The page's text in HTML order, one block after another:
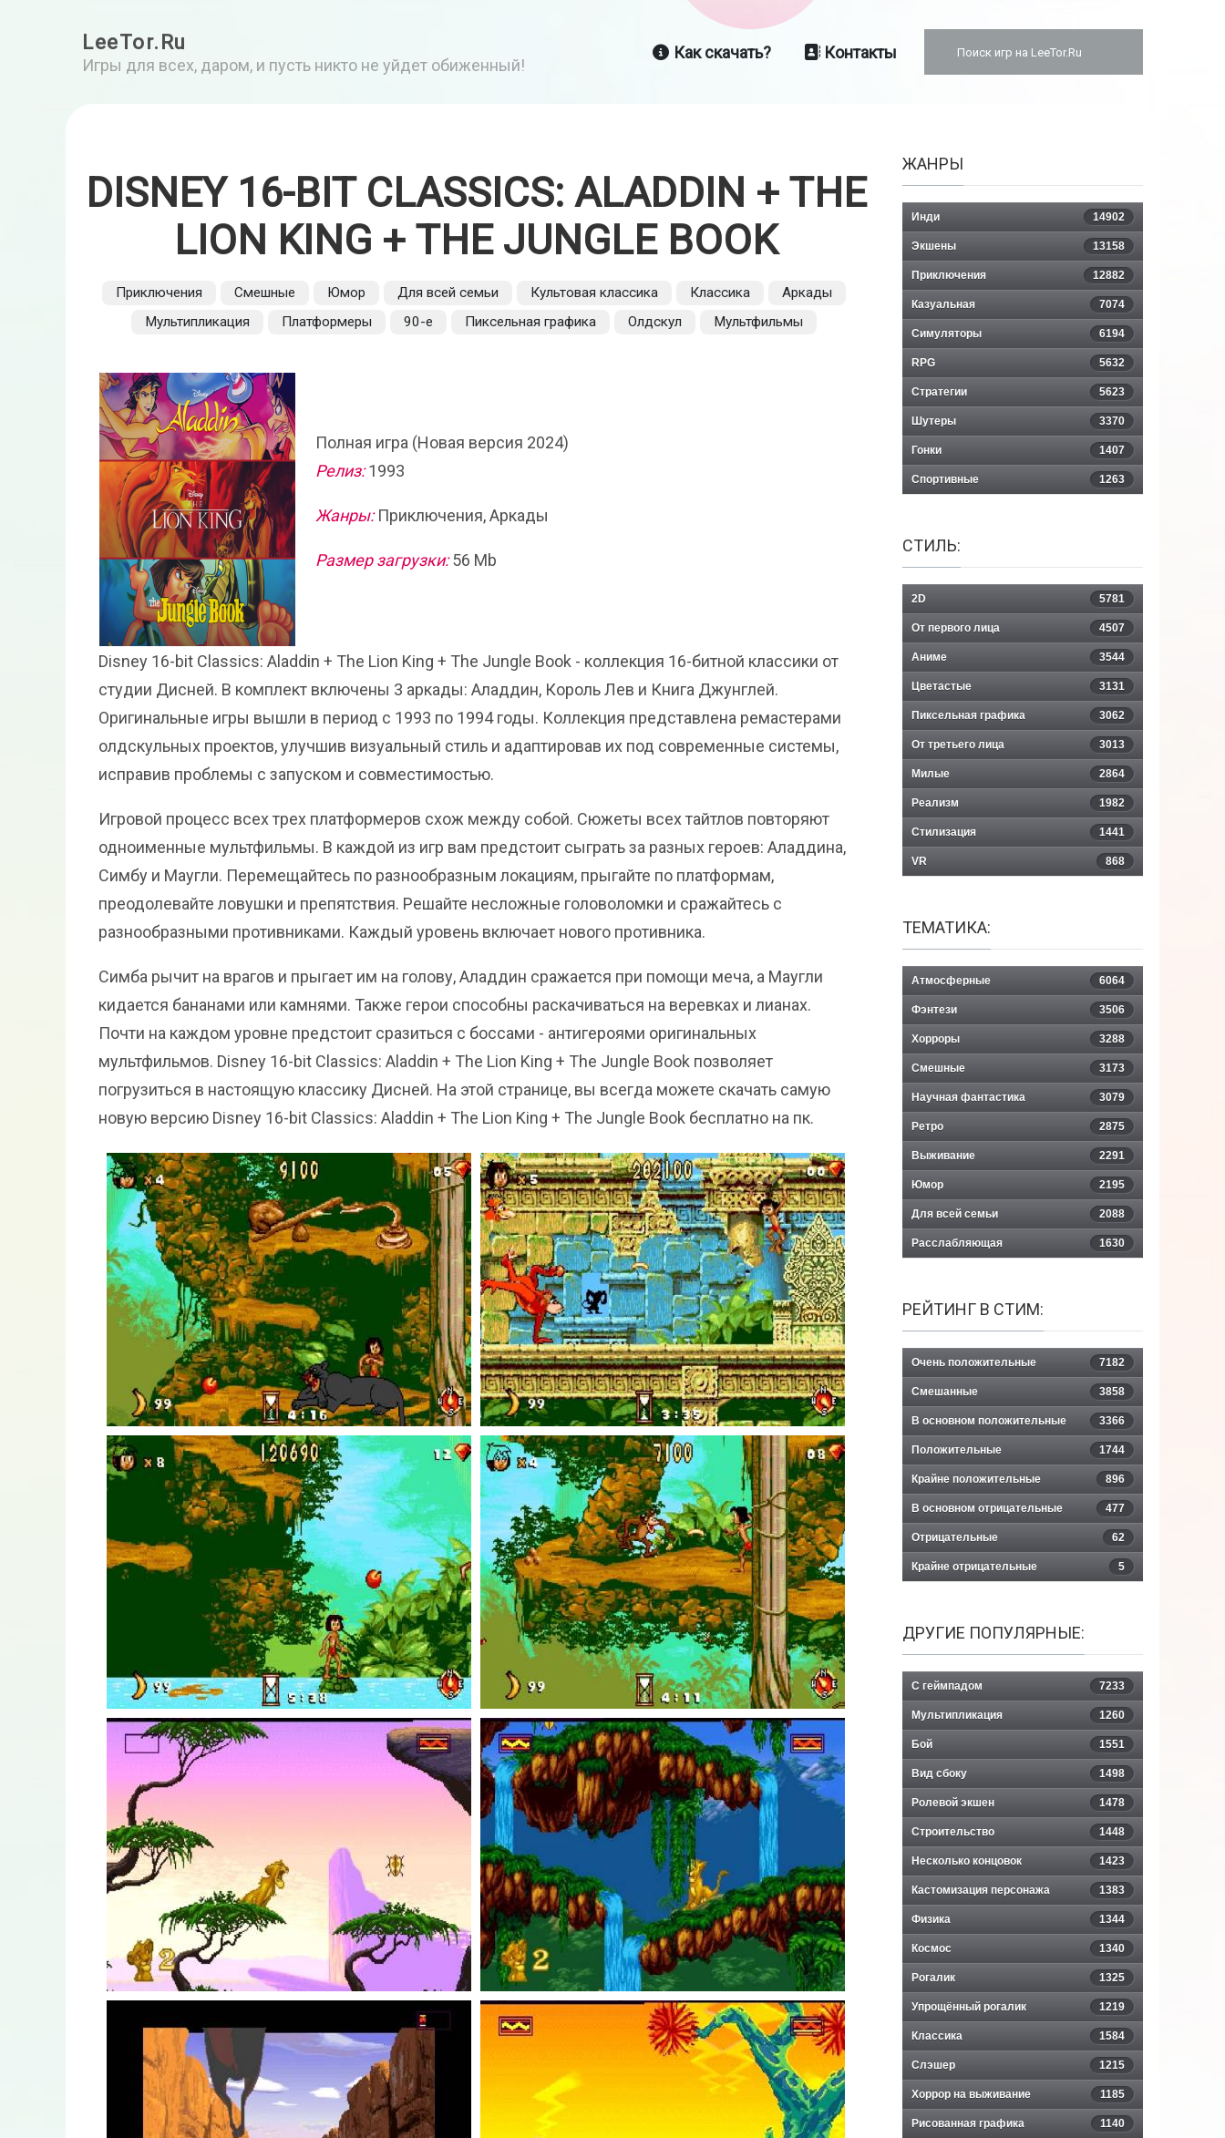
LeeTor.Ru
Игры для всех, даром, и пусть никто не уйдет обиженный!
Как скачать? Контакты
DISNEY 16-BIT CLASSICS: ALADDIN + THE
LION KING + THE JUNGLE BOOK
Приключения Смешные Юмор Для всей семьи Культовая классика Классика
Аркады
Мультипликация
Платформеры 90-е Пиксельная графика Олдскул Мультфильмы
Полная игра (Новая версия 2024)
Релиз:1993
Жанры:Приключения, Аркады
Размер загрузки:56 Mb
Disney 16-bit Classics: Aladdin + The Lion King + The Jungle Book - коллекция 16-битной классики от
студии Дисней. В комплект включены 3 аркады: Аладдин, Король Лев и Книга Джунглей.
Оригинальные игры вышли в период с 1993 по 1994 годы. Коллекция представлена ремастерами
олдскульных проектов, улучшив визуальный стиль и адаптировав их под современные системы,
исправив проблемы с запуском и совместимостью.
Игровой процесс всех трех платформеров схож между собой. Сюжеты всех тайтлов повторяют
одноименные мультфильмы. В каждой из игр вам предстоит сыграть за разных героев: Аладдина,
Симбу и Маугли. Перемещайтесь по разнообразным локациям, прыгайте по платформам,
преодолевайте ловушки и препятствия. Решайте несложные головоломки и сражайтесь с
разнообразными противниками. Каждый уровень включает нового противника.
Симба рычит на врагов и прыгает им на голову, Аладдин сражается при помощи меча, а Маугли
кидается бананами или камнями. Также герои способны раскачиваться на веревках и лианах.
Почти на каждом уровне предстоит сразиться с боссами - антигероями оригинальных
мультфильмов. Disney 16-bit Classics: Aladdin + The Lion King + The Jungle Book позволяет
погрузиться в настоящую классику Дисней. На этой странице, вы всегда можете скачать самую
новую версию Disney 16-bit Classics: Aladdin + The Lion King + The Jungle Book бесплатно на пк.
ЖАНРЫ
Инди 14902
Экшены 13158
Приключения 12882
Казуальная 7074
Симуляторы 6194
RPG 5632
Стратегии 5623
Шутеры 3370
Гонки 1407
Спортивные 1263
СТИЛЬ:
2D 5781
От первого лица 4507
Аниме 3544
Цветастые 3131
Пиксельная графика 3062
От третьего лица 3013
Милые 2864
Реализм 1982
Стилизация 1441
VR 868
ТЕМАТИКА:
Атмосферные 6064
Фэнтези 3506
Хорроры 3288
Смешные 3173
Научная фантастика 3079
Ретро 2875
Выживание 2291
Юмор 2195
Для всей семьи 2088
Расслабляющая 1630
РЕЙТИНГ В СТИМ:
Очень положительные 7182
Смешанные 3858
В основном положительные 3366
Положительные 1744
Крайне положительные 896
В основном отрицательные 477
Отрицательные 62
Крайне отрицательные 5
ДРУГИЕ ПОПУЛЯРНЫЕ:
С геймпадом 7233
Мультипликация 1260
Бой 1551
Вид сбоку 1498
Ролевой экшен 1478
Строительство 1448
Несколько концовок 1423
Кастомизация персонажа 1383
Физика 1344
Космос 1340
Рогалик 1325
Упрощённый рогалик 1219
Классика 1584
Слэшер 1215
Хоррор на выживание 1185
Рисованная графика 1140